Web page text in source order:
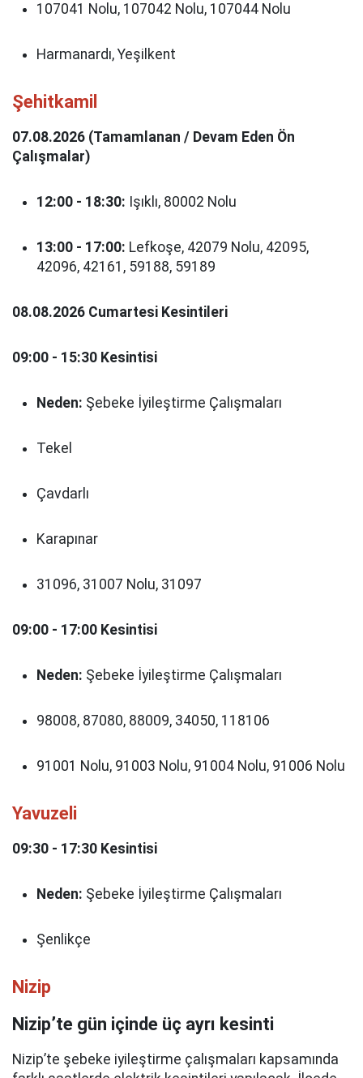
107041 Nolu, 107042 Nolu, 107044 Nolu
Harmanardı, Yeşilkent
Şehitkamil
07.08.2026 (Tamamlanan / Devam Eden Ön
Çalışmalar)
12:00 - 18:30: Işıklı, 80002 Nolu
13:00 - 17:00: Lefkoşe, 42079 Nolu, 42095,
42096, 42161, 59188, 59189
08.08.2026 Cumartesi Kesintileri
09:00 - 15:30 Kesintisi
Neden: Şebeke İyileştirme Çalışmaları
Tekel
Çavdarlı
Karapınar
31096, 31007 Nolu, 31097
09:00 - 17:00 Kesintisi
Neden: Şebeke İyileştirme Çalışmaları
98008, 87080, 88009, 34050, 118106
91001 Nolu, 91003 Nolu, 91004 Nolu, 91006 Nolu
Yavuzeli
09:30 - 17:30 Kesintisi
Neden: Şebeke İyileştirme Çalışmaları
Şenlikçe
Nizip
Nizip’te gün içinde üç ayrı kesinti
Nizip’te şebeke iyileştirme çalışmaları kapsamında